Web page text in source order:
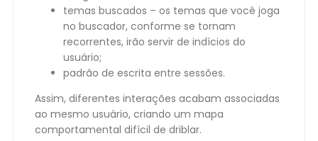
temas buscados – os temas que você joga
no buscador, conforme se tornam
recorrentes, irão servir de indícios do
usuário;
padrão de escrita entre sessões.
Assim, diferentes interações acabam associadas
ao mesmo usuário, criando um mapa
comportamental difícil de driblar.